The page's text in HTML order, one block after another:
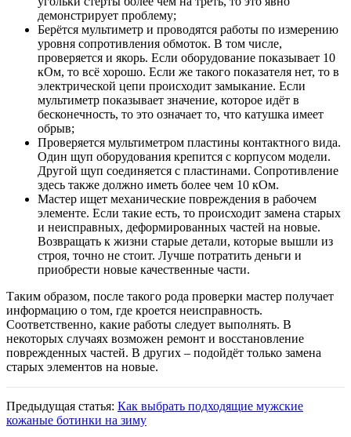
демонстрирует проблему;
Берётся мультиметр и проводятся работы по измерению
уровня сопротивления обмоток. В том числе,
проверяется и якорь. Если оборудование показывает 10
кОм, то всё хорошо. Если же такого показателя нет, то в
электрической цепи происходит замыкание. Если
мультиметр показывает значение, которое идёт в
бесконечность, то это означает то, что катушка имеет
обрыв;
Проверяется мультиметром пластины контактного вида.
Один щуп оборудования крепится с корпусом модели.
Другой щуп соединяется с пластинами. Сопротивление
здесь также должно иметь более чем 10 кОм.
Мастер ищет механические повреждения в рабочем
элементе. Если такие есть, то происходит замена старых
и неисправных, деформированных частей на новые.
Возвращать к жизни старые детали, которые вышли из
строя, точно не стоит. Лучше потратить деньги и
приобрести новые качественные части.
Таким образом, после такого рода проверки мастер получает
информацию о том, где кроется неисправность.
Соответственно, какие работы следует выполнять. В
некоторых случаях возможен ремонт и восстановление
поврежденных частей. В других – подойдёт только замена
старых элементов на новые.
Предыдущая статья: Как выбрать подходящие мужские
кожаные ботинки на зиму